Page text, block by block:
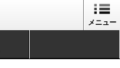
メニュー